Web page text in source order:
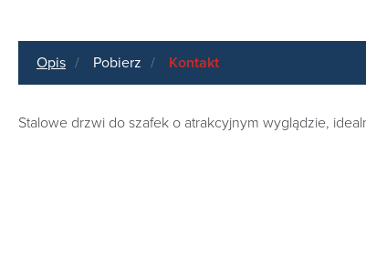
Opis Pobierz Kontakt
Stalowe drzwi do szafek o atrakcyjnym wyglądzie,